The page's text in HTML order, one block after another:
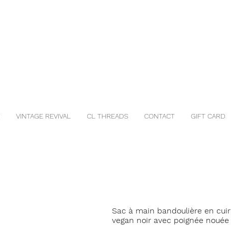
VINTAGE REVIVAL CL THREADS CONTACT GIFT CARD
Sac à main bandoulière en cuir
vegan noir avec poignée nouée